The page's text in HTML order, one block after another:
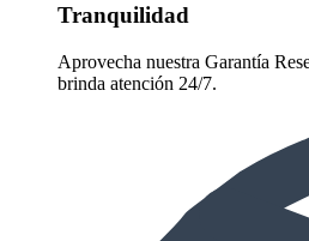
Tranquilidad
Aprovecha nuestra Garantía
brinda atención 24/7.